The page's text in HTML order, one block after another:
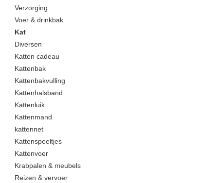
Verzorging
Voer & drinkbak
Kat
Diversen
Katten cadeau
Kattenbak
Kattenbakvulling
Kattenhalsband
Kattenluik
Kattenmand
kattennet
Kattenspeeltjes
Kattenvoer
Krabpalen & meubels
Reizen & vervoer